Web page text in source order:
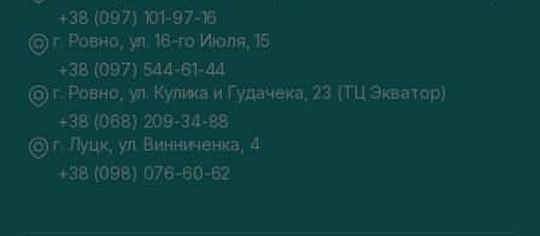
+38 (097) 101-97-16
г. Ровно, ул. 16-го Июля, 15
+38 (097) 544-61-44
г. Ровно, ул. Кулика и Гудачека, 23 (ТЦ Экватор)
+38 (068) 209-34-88
г. Луцк, ул. Винниченка, 4
+38 (098) 076-60-62